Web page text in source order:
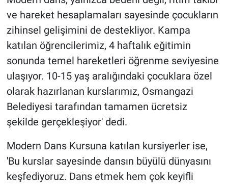
ve hareket hesaplamaları sayesinde çocukların
zihinsel gelişimini de destekliyor. Kampa
katılan öğrencilerimiz, 4 haftalık eğitimin
sonunda temel hareketleri öğrenme seviyesine
ulaşıyor. 10-15 yaş aralığındaki çocuklara özel
olarak hazırlanan kurslarımız, Osmangazi
Belediyesi tarafından tamamen ücretsiz
şekilde gerçekleşiyor' dedi.
Modern Dans Kursuna katılan kursiyerler ise,
'Bu kurslar sayesinde dansın büyülü dünyasını
keşfediyoruz. Dans etmek hem çok keyifli